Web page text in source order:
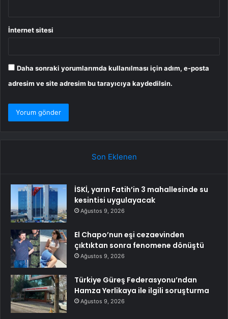
İnternet sitesi
Daha sonraki yorumlarımda kullanılması için adım, e-posta
adresim ve site adresim bu tarayıcıya kaydedilsin.
Son Eklenen
İSKİ, yarın Fatih’in 3 mahallesinde su
kesintisi uygulayacak
Ağustos 9, 2026
El Chapo’nun eşi cezaevinden
çıktıktan sonra fenomene dönüştü
Ağustos 9, 2026
Türkiye Güreş Federasyonu’ndan
Hamza Yerlikaya ile ilgili soruşturma
Ağustos 9, 2026